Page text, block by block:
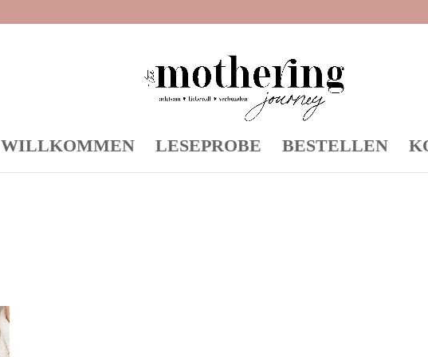
WILLKOMMEN LESEPROBE BESTELLEN